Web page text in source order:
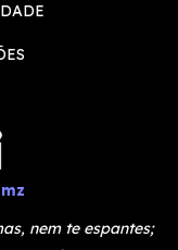
nem te espantes;